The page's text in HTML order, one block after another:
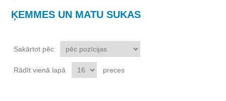
ĶEMMES UN MATU SUKAS
Sakārtot pēc
Rādīt vienā lapā preces